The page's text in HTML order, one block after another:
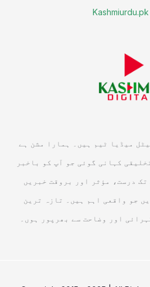
Kashmiurdu.pk
میڈیا ٹیم ہیں۔ ہمارا مشن ہے
کہانی گوئی جو آپ کو باخبر
درست، مؤثر اور بروقت خبریں
جو واقعی اہم ہیں۔ تازہ ترین
اور وضاحت سے بھرپور ہوں۔